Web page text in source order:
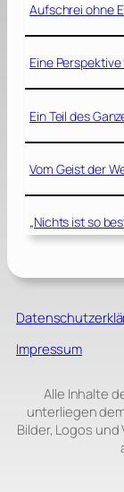
Aufschrei ohne
Eine
Ein Teil des
Vom Geist der
„Nichts ist so
Impressum
Alle Inhalte
unterliegen
Bilder, Logos